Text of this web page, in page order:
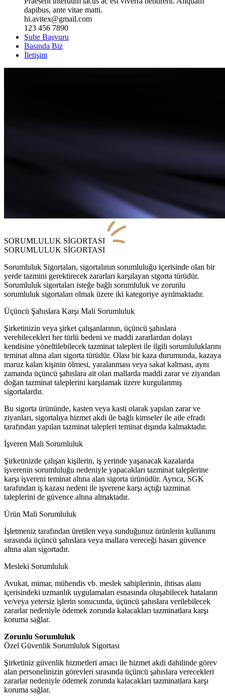
dapibus, ante vitae matti.
hi.avitex@gmail.com
123 456 7890
Şube Başvuru
Basında Biz
İletişim
SORUMLULUK SİGORTASI
SORUMLULUK SİGORTASI
Sorumluluk Sigortaları, sigortalının sorumluluğu içerisinde olan bir
yerde tazmini gerektirecek zararları karşılayan sigorta türüdür.
Sorumluluk sigortaları isteğe bağlı sorumluluk ve zorunlu
sorumluluk sigortaları olmak üzere iki kategoriye ayrılmaktadır.
Üçüncü Şahıslara Karşı Mali Sorumluluk
Şirketinizin veya şirket çalışanlarının, üçüncü şahıslara
verebilecekleri her türlü bedeni ve maddi zararlardan dolayı
kendisine yöneltilebilecek tazminat talepleri ile ilgili sorumluluklarını
teminat altına alan sigorta türüdür. Olası bir kaza durumunda, kazaya
maruz kalan kişinin ölmesi, yaralanması veya sakat kalması, aynı
zamanda üçüncü şahıslara ait olan mallarda maddi zarar ve ziyandan
doğan tazminat taleplerini karşılamak üzere kurgulanmış
sigortalardır.
Bu sigorta ürününde, kasten veya kasti olarak yapılan zarar ve
ziyanları, sigortalıya hizmet akdi ile bağlı kimseler ile aile efradı
tarafından yapılan tazminat talepleri teminat dışında kalmaktadır.
İşveren Mali Sorumluluk
Şirketinizde çalışan kişilerin, iş yerinde yaşanacak kazalarda
işverenin sorumluluğu nedeniyle yapacakları tazminat taleplerine
karşı işvereni teminat altına alan sigorta ürünüdür. Ayrıca, SGK
tarafından iş kazası nedeni ile işverene karşı açtığı tazminat
taleplerini de güvence altına almaktadır.
Ürün Mali Sorumluluk
İşletmeniz tarafından üretilen veya sunduğunuz ürünlerin kullanımı
sırasında üçüncü şahıslara veya mallara vereceği hasarı güvence
altına alan sigortadır.
Mesleki Sorumluluk
Avukat, mimar, mühendis vb. meslek sahiplerinin, ihtisas alanı
içerisindeki uzmanlık uygulamaları esnasında oluşabilecek hataların
ve/veya yetersiz işlerin sonucunda, üçüncü şahıslara verilebilecek
zararlar nedeniyle ödemek zorunda kalacakları tazminatlara karşı
koruma sağlar.
Zorunlu Sorumluluk
Özel Güvenlik Sorumluluk Sigortası
Şirketiniz güvenlik hizmetleri amacı ile hizmet akdi dahilinde görev
alan personelinizin görevleri sırasında üçüncü şahıslara verecekleri
zararlar nedeniyle ödemek zorunda kalacakları tazminatlara karşı
koruma sağlar.